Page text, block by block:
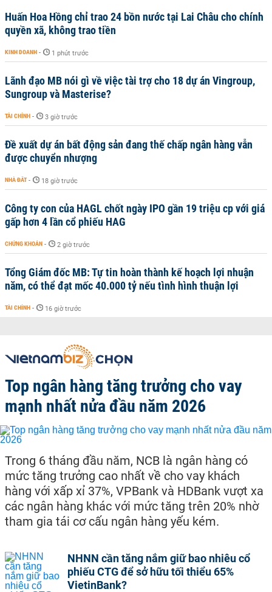
Huấn Hoa Hồng chỉ trao 24 bồn nước tại Lai Châu cho chính
quyền xã, không trao tiền
KINH DOANH - 1 phút trước
Lãnh đạo MB nói gì về việc tài trợ cho 18 dự án Vingroup,
Sungroup và Masterise?
TÀI CHÍNH - 3 giờ trước
Đề xuất dự án bất động sản đang thế chấp ngân hàng vẫn
được chuyển nhượng
NHÀ ĐẤT - 18 giờ trước
Công ty con của HAGL chốt ngày IPO gần 19 triệu cp với giá
gấp hơn 4 lần cổ phiếu HAG
CHỨNG KHOÁN - 2 giờ trước
Tổng Giám đốc MB: Tự tin hoàn thành kế hoạch lợi nhuận
năm, có thể đạt mốc 40.000 tỷ nếu tình hình thuận lợi
TÀI CHÍNH - 16 giờ trước
Top ngân hàng tăng trưởng cho vay
mạnh nhất nửa đầu năm 2026
Trong 6 tháng đầu năm, NCB là ngân hàng có
mức tăng trưởng cao nhất về cho vay khách
hàng với xấp xỉ 37%, VPBank và HDBank vượt xa
các ngân hàng khác với mức tăng trên 20% nhờ
tham gia tái cơ cấu ngân hàng yếu kém.
NHNN cần tăng nắm giữ bao nhiêu cổ
phiếu CTG để sở hữu tối thiểu 65%
VietinBank?